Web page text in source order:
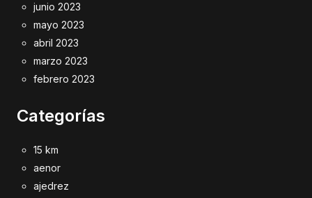
junio 2023
mayo 2023
abril 2023
marzo 2023
febrero 2023
Categorías
15 km
aenor
ajedrez